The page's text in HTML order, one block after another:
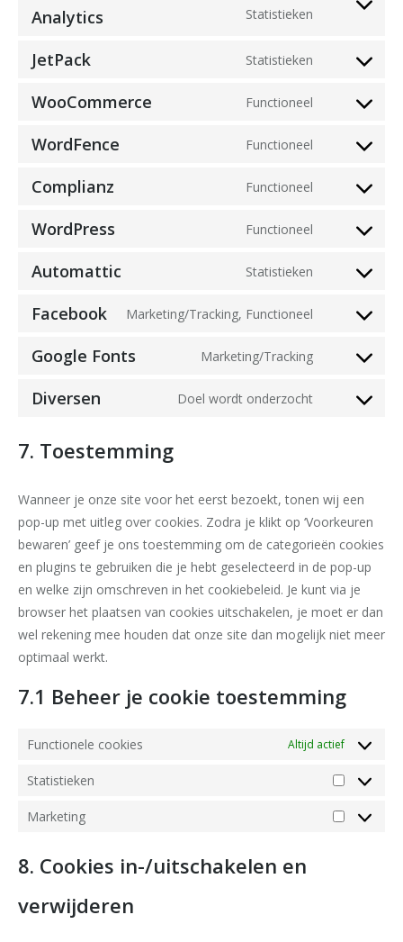
Analytics Statistieken
Consent
service
analytics
JetPack Statistieken
Consent
service
jetpack
WooCommerce Functioneel
Consent
service
WordFence Functioneel
Consent
service
wordfence
Complianz Functioneel
Consent
service
complianz
WordPress Functioneel
Consent
service
wordpress
Automattic Statistieken
Consent
service
automattic
Facebook Marketing/Tracking, Functioneel
Consent
service
facebook
Google Fonts Marketing/Tracking
Consent
service
Diversen Doel wordt onderzocht
Consent
7. Toestemming
Wanneer je onze site voor het eerst bezoekt, tonen wij een
pop-up met uitleg over cookies. Zodra je klikt op ‘Voorkeuren
bewaren’ geef je ons toestemming om de categorieën cookies
en plugins te gebruiken die je hebt geselecteerd in de pop-up
en welke zijn omschreven in het cookiebeleid. Je kunt via je
browser het plaatsen van cookies uitschakelen, je moet er dan
wel rekening mee houden dat onze site dan mogelijk niet meer
optimaal werkt.
7.1 Beheer je cookie toestemming
Functionele cookies Altijd actief
Statistieken
Marketing
Marketing
8. Cookies in-/uitschakelen en
verwijderen